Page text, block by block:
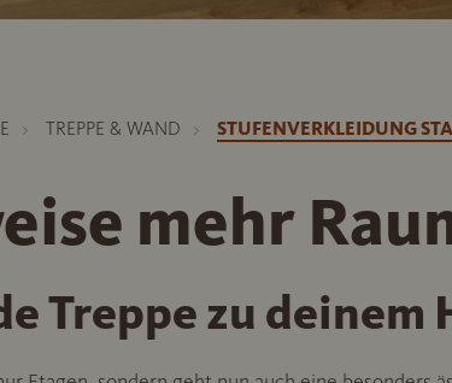
TREPPE & WAND STUFENVERKLEIDUNG
mehr
Treppe zu deinem